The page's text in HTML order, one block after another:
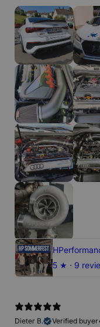
5 ★ · 9
Dieter B.
Verified buyer